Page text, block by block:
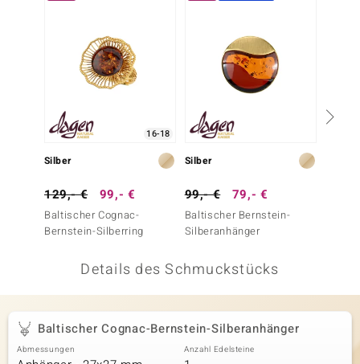
16-18
Silber
129,- € 99,- €
Baltischer Cognac-
Bernstein-Silberring
Silber
99,- € 79,- €
Baltischer Bernstein-
Silberanhänger
Details des Schmuckstücks
Baltischer Cognac-Bernstein-Silberanhänger
Abmessungen Anzahl Edelsteine